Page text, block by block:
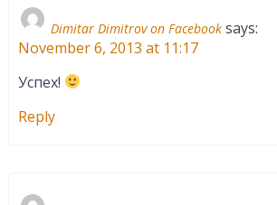
Dimitar Dimitrov on Facebook says:
November 6, 2013 at 11:17
Успех!
Reply